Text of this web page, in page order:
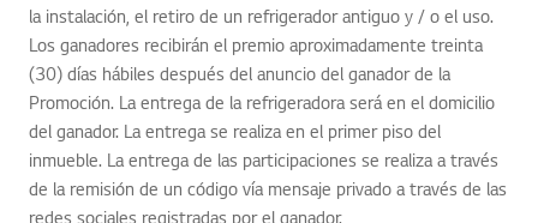
la instalación, el retiro de un refrigerador antiguo y / o el uso.
Los ganadores recibirán el premio aproximadamente treinta
(30) días hábiles después del anuncio del ganador de la
Promoción. La entrega de la refrigeradora será en el domicilio
del ganador. La entrega se realiza en el primer piso del
inmueble. La entrega de las participaciones se realiza a través
de la remisión de un código vía mensaje privado a través de las
redes sociales registradas por el ganador.